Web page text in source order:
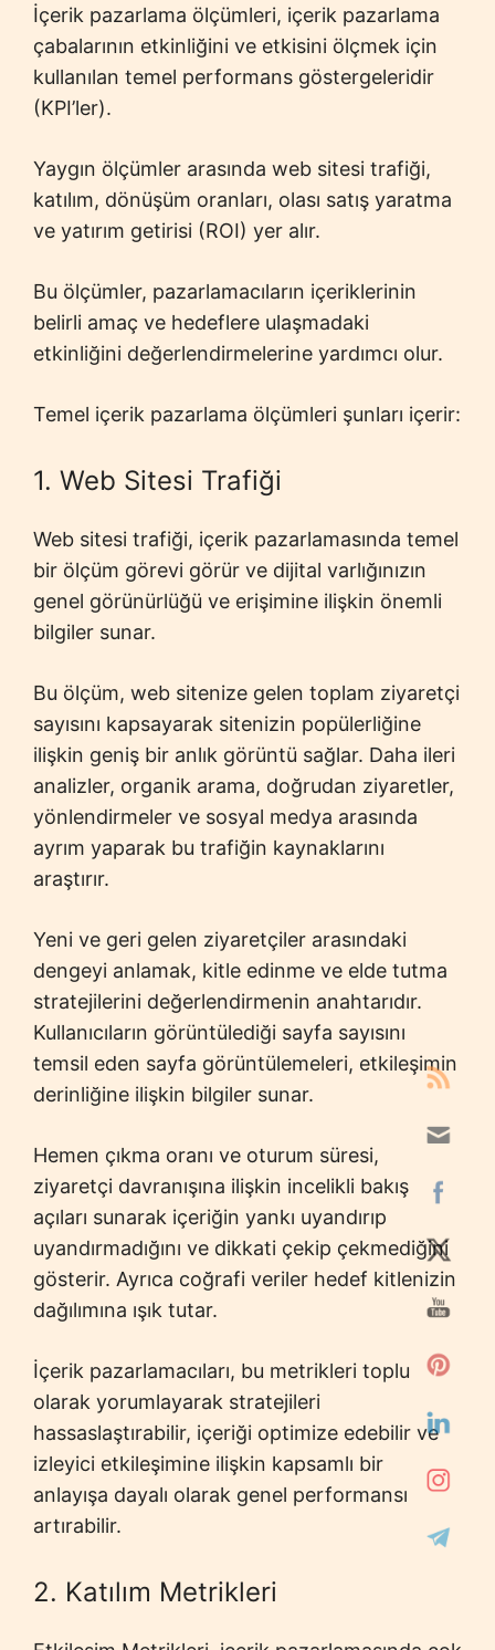
İçerik pazarlama ölçümleri, içerik pazarlama
çabalarının etkinliğini ve etkisini ölçmek için
kullanılan temel performans göstergeleridir
(KPI’ler).
Yaygın ölçümler arasında web sitesi trafiği,
katılım, dönüşüm oranları, olası satış yaratma
ve yatırım getirisi (ROI) yer alır.
Bu ölçümler, pazarlamacıların içeriklerinin
belirli amaç ve hedeflere ulaşmadaki
etkinliğini değerlendirmelerine yardımcı olur.
Temel içerik pazarlama ölçümleri şunları içerir:
1. Web Sitesi Trafiği
Web sitesi trafiği, içerik pazarlamasında temel
bir ölçüm görevi görür ve dijital varlığınızın
genel görünürlüğü ve erişimine ilişkin önemli
bilgiler sunar.
Bu ölçüm, web sitenize gelen toplam ziyaretçi
sayısını kapsayarak sitenizin popülerliğine
ilişkin geniş bir anlık görüntü sağlar. Daha ileri
analizler, organik arama, doğrudan ziyaretler,
yönlendirmeler ve sosyal medya arasında
ayrım yaparak bu trafiğin kaynaklarını
araştırır.
Yeni ve geri gelen ziyaretçiler arasındaki
dengeyi anlamak, kitle edinme ve elde tutma
stratejilerini değerlendirmenin anahtarıdır.
Kullanıcıların görüntülediği sayfa sayısını
temsil eden sayfa görüntülemeleri, etkileşimin
derinliğine ilişkin bilgiler sunar.
Hemen çıkma oranı ve oturum süresi,
ziyaretçi davranışına ilişkin incelikli bakış
açıları sunarak içeriğin yankı uyandırıp
uyandırmadığını ve dikkati çekip çekmediğini
gösterir. Ayrıca coğrafi veriler hedef kitlenizin
dağılımına ışık tutar.
İçerik pazarlamacıları, bu metrikleri toplu
olarak yorumlayarak stratejileri
hassaslaştırabilir, içeriği optimize edebilir ve
izleyici etkileşimine ilişkin kapsamlı bir
anlayışa dayalı olarak genel performansı
artırabilir.
2. Katılım Metrikleri